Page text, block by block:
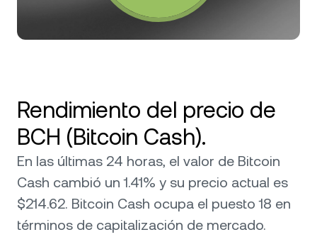
Rendimiento del precio de
BCH (Bitcoin Cash).
En las últimas 24 horas, el valor de Bitcoin
Cash cambió un 1.41% y su precio actual es
$214.62. Bitcoin Cash ocupa el puesto 18 en
términos de capitalización de mercado.